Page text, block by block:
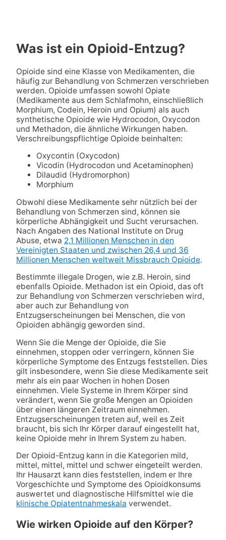
Was ist ein Opioid-Entzug?
Opioide sind eine Klasse von Medikamenten, die
häufig zur Behandlung von Schmerzen verschrieben
werden. Opioide umfassen sowohl Opiate
(Medikamente aus dem Schlafmohn, einschließlich
Morphium, Codein, Heroin und Opium) als auch
synthetische Opioide wie Hydrocodon, Oxycodon
und Methadon, die ähnliche Wirkungen haben.
Verschreibungspflichtige Opioide beinhalten:
Oxycontin (Oxycodon)
Vicodin (Hydrocodon und Acetaminophen)
Dilaudid (Hydromorphon)
Morphium
Obwohl diese Medikamente sehr nützlich bei der
Behandlung von Schmerzen sind, können sie
körperliche Abhängigkeit und Sucht verursachen.
Nach Angaben des National Institute on Drug
Abuse, etwa 2,1 Millionen Menschen in den
Vereinigten Staaten und zwischen 26,4 und 36
Millionen Menschen weltweit Missbrauch Opioide.
Bestimmte illegale Drogen, wie z.B. Heroin, sind
ebenfalls Opioide. Methadon ist ein Opioid, das oft
zur Behandlung von Schmerzen verschrieben wird,
aber auch zur Behandlung von
Entzugserscheinungen bei Menschen, die von
Opioiden abhängig geworden sind.
Wenn Sie die Menge der Opioide, die Sie
einnehmen, stoppen oder verringern, können Sie
körperliche Symptome des Entzugs feststellen. Dies
gilt insbesondere, wenn Sie diese Medikamente seit
mehr als ein paar Wochen in hohen Dosen
einnehmen. Viele Systeme in Ihrem Körper sind
verändert, wenn Sie große Mengen an Opioiden
über einen längeren Zeitraum einnehmen.
Entzugserscheinungen treten auf, weil es Zeit
braucht, bis sich Ihr Körper darauf eingestellt hat,
keine Opioide mehr in Ihrem System zu haben.
Der Opioid-Entzug kann in die Kategorien mild,
mittel, mittel, mittel und schwer eingeteilt werden.
Ihr Hausarzt kann dies feststellen, indem er Ihre
Vorgeschichte und Symptome des Opioidkonsums
auswertet und diagnostische Hilfsmittel wie die
klinische Opiatentnahmeskala verwendet.
Wie wirken Opioide auf den Körper?